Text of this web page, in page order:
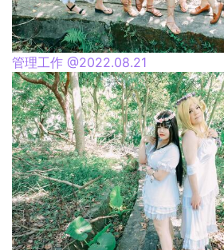
管理工作 @2022.08.21